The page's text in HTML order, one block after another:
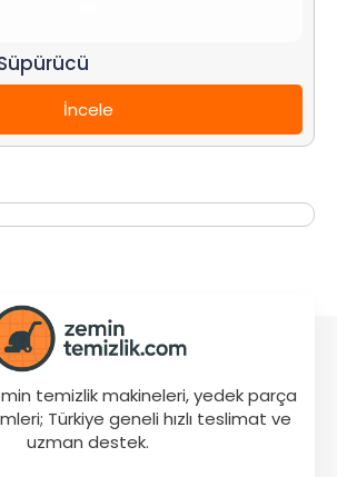
İncele
temizlik makineleri, yedek parça
Türkiye geneli hızlı teslimat ve
uzman destek.